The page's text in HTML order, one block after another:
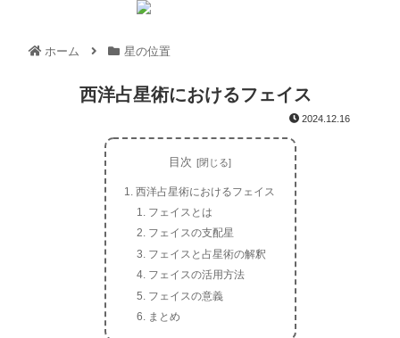
ホーム 星の位置
西洋占星術におけるフェイス
2024.12.16
目次
西洋占星術におけるフェイス
フェイスとは
フェイスの支配星
フェイスと占星術の解釈
フェイスの活用方法
フェイスの意義
まとめ